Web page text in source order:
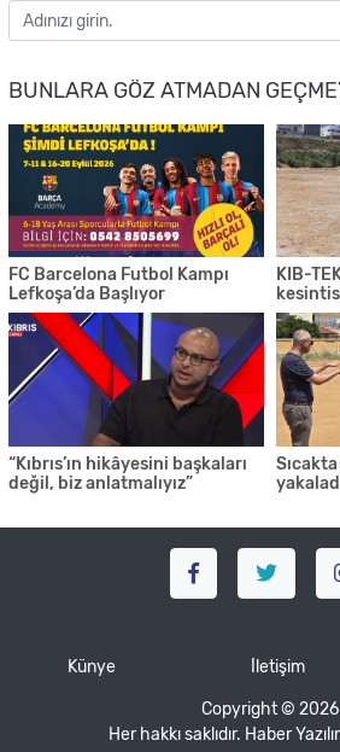
BUNLARA GÖZ ATMADAN
FC Barcelona Futbol Kampı
Lefkoşa’da Başlıyor
KIB-
“Kıbrıs’ın hikâyesini başkaları
değil, biz anlatmalıyız”
Künye İletişim
Copyright © 2026
Her hakkı saklıdır. Haber